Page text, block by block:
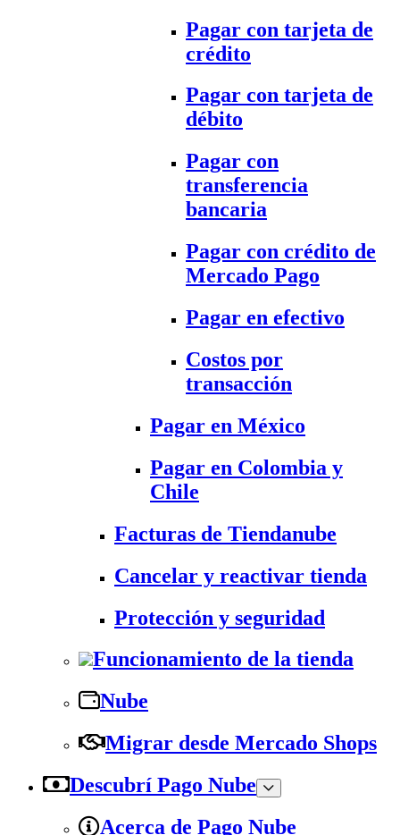
Pagar con tarjeta de
crédito
Pagar con tarjeta de
débito
Pagar con
transferencia
bancaria
Pagar con crédito de
Mercado Pago
Pagar en efectivo
Costos por
transacción
Pagar en México
Pagar en Colombia y
Chile
Facturas de Tiendanube
Cancelar y reactivar tienda
Protección y seguridad
Funcionamiento de la tienda
Nube
Migrar desde Mercado Shops
Descubrí Pago Nube
Acerca de Pago Nube